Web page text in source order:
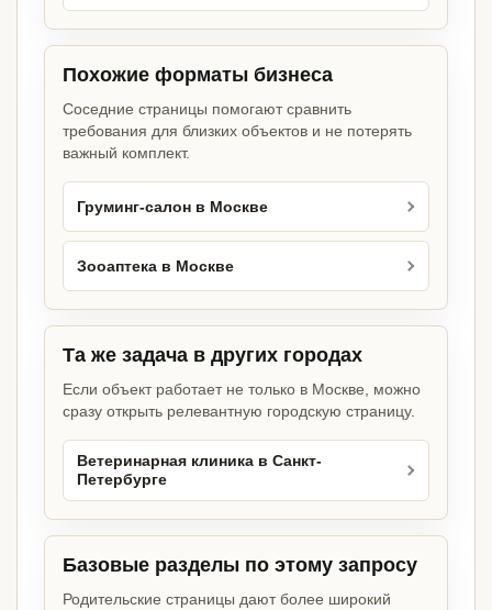
Похожие форматы бизнеса
Соседние страницы помогают сравнить
требования для близких объектов и не потерять
важный комплект.
Груминг-салон в Москве
Зооаптека в Москве
Та же задача в других городах
Если объект работает не только в Москве, можно
сразу открыть релевантную городскую страницу.
Ветеринарная клиника в Санкт-
Петербурге
Базовые разделы по этому запросу
Родительские страницы дают более широкий